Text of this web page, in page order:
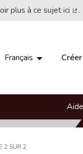
plus à ce sujetici .
Français Choisir la
Aide
2 SUR 2